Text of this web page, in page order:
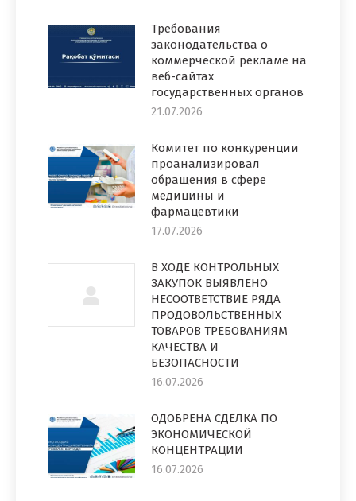
Требования
законодательства о
коммерческой рекламе на
веб-сайтах
государственных органов
21.07.2026
Комитет по конкуренции
проанализировал
обращения в сфере
медицины и
фармацевтики
17.07.2026
В ХОДЕ КОНТРОЛЬНЫХ
ЗАКУПОК ВЫЯВЛЕНО
НЕСООТВЕТСТВИЕ РЯДА
ПРОДОВОЛЬСТВЕННЫХ
ТОВАРОВ ТРЕБОВАНИЯМ
КАЧЕСТВА И
БЕЗОПАСНОСТИ
16.07.2026
ОДОБРЕНА СДЕЛКА ПО
ЭКОНОМИЧЕСКОЙ
КОНЦЕНТРАЦИИ
16.07.2026